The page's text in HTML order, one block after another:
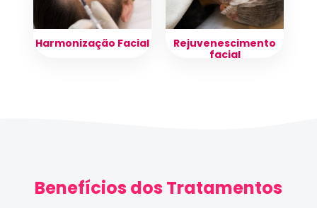
Harmonização Facial
Rejuvenescimento
facial
Benefícios dos Tratamentos